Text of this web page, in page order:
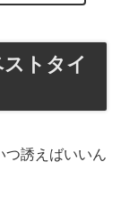
トタイ
つ誘えばいいん